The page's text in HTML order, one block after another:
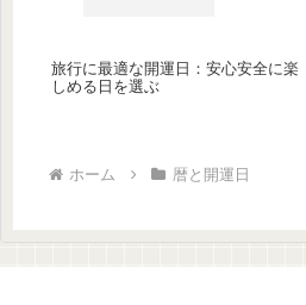
旅行に最適な開運日：安心安全に楽
しめる日を選ぶ
ホーム 暦と開運日